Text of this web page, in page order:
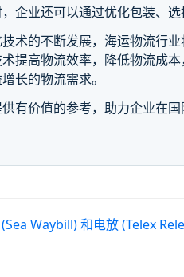
企业还可以通过优化包装、
术的不断发展，海运物流行
提高物流效率，降低物流成
长的物流需求。
有价值的参考，助力企业在
Waybill) 和电放 (Telex